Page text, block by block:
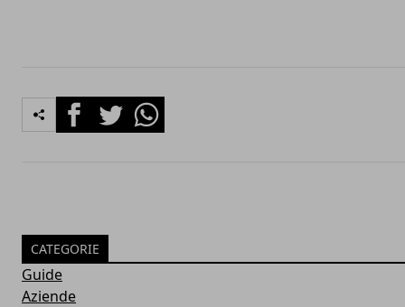
FacebookTwitterWhatsapp
CATEGORIE
Guide
Aziende